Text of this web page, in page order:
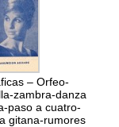
– Orfeo-
zambra-danza
paso a cuatro-
gitana-rumores